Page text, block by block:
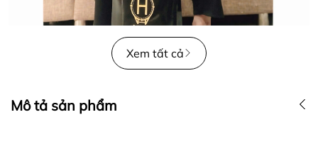
Xem tất cả
Mô tả sản phẩm